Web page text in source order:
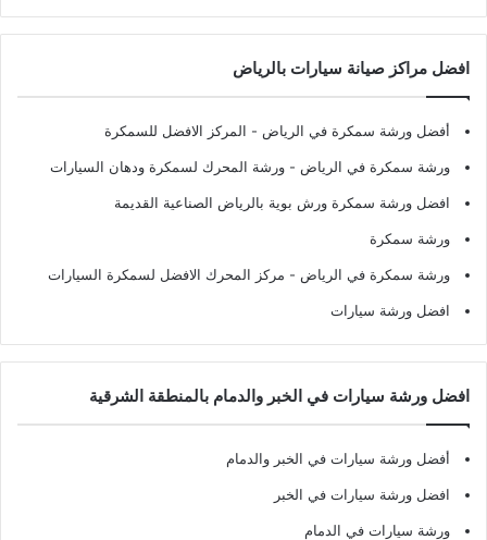
افضل مراكز صيانة سيارات بالرياض
أفضل ورشة سمكرة في الرياض - المركز الافضل للسمكرة
ورشة سمكرة في الرياض - ورشة المحرك لسمكرة ودهان السيارات
افضل ورشة سمكرة ورش بوية بالرياض الصناعية القديمة
ورشة سمكرة
ورشة سمكرة في الرياض - مركز المحرك الافضل لسمكرة السيارات
افضل ورشة سيارات
افضل ورشة سيارات في الخبر والدمام بالمنطقة الشرقية
أفضل ورشة سيارات في الخبر والدمام
افضل ورشة سيارات في الخبر
ورشة سيارات في الدمام